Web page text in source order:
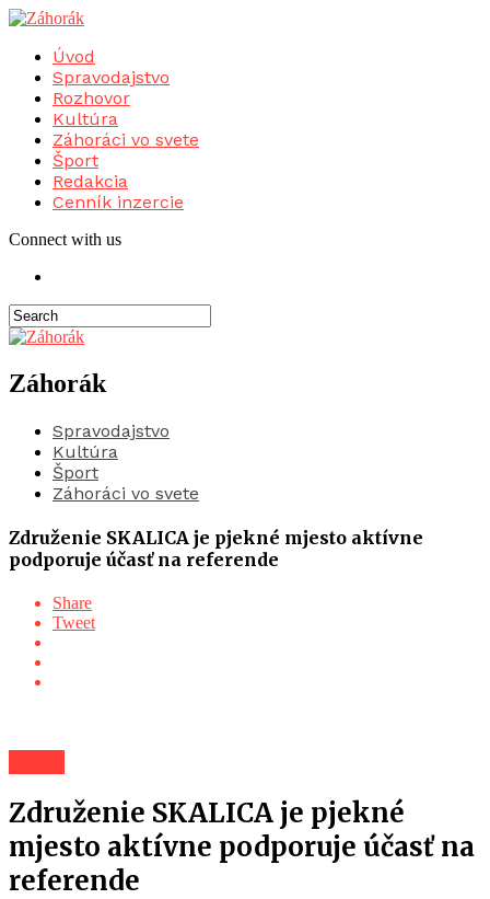
Úvod
Spravodajstvo
Rozhovor
Kultúra
Záhoráci vo svete
Šport
Redakcia
Cenník inzercie
Connect with us
Záhorák
Spravodajstvo
Kultúra
Šport
Záhoráci vo svete
Združenie SKALICA je pjekné mjesto aktívne
podporuje účasť na referende
Share
Tweet
Združenie SKALICA je pjekné
mjesto aktívne podporuje účasť na
referende